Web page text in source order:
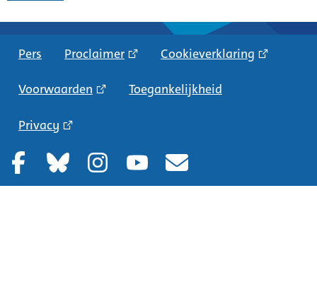
Pers Proclaimer Cookieverklaring
Voorwaarden Toegankelijkheid
Privacy